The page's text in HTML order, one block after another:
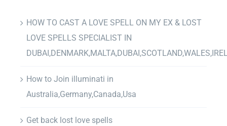
HOW TO CAST A LOVE SPELL ON MY EX & LOST
LOVE SPELLS SPECIALIST IN
How to Join illuminati in
Australia,Germany,Canada,Usa
Get back lost love spells